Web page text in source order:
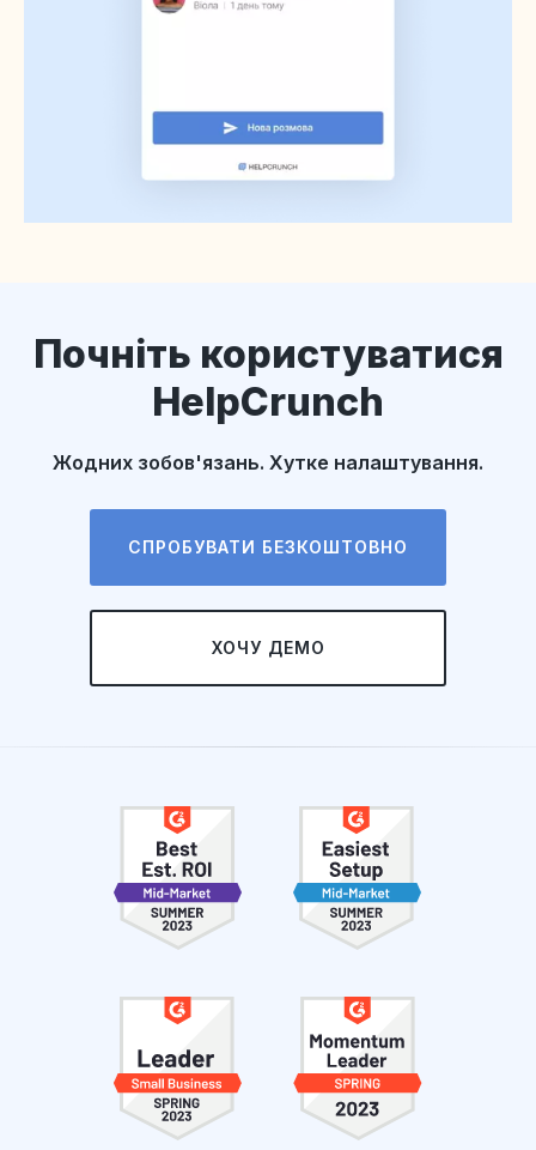
Почніть користуватися
HelpCrunch
Жодних зобов'язань. Хутке налаштування.
СПРОБУВАТИ БЕЗКОШТОВНО
ХОЧУ ДЕМО